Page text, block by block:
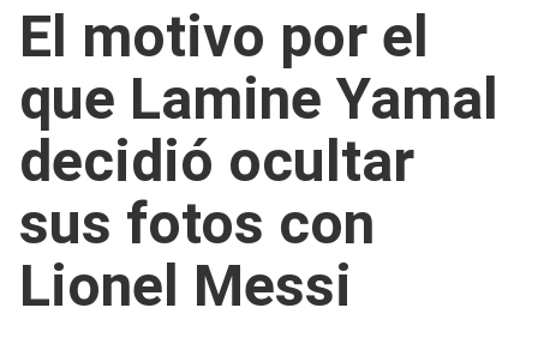
El motivo por el
que Lamine Yamal
decidió ocultar
sus fotos con
Lionel Messi